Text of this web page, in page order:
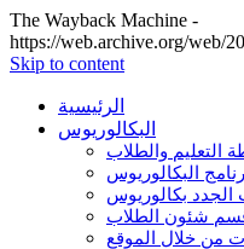
The Wayback Machine -
https://web.archive.org/web/
Skip to content
الرئيسية
البكالوريوس
التعليم والطلاب
البكالوريوس
الجدد بكالوريوس
شئون الطلاب
من خلال الموقع